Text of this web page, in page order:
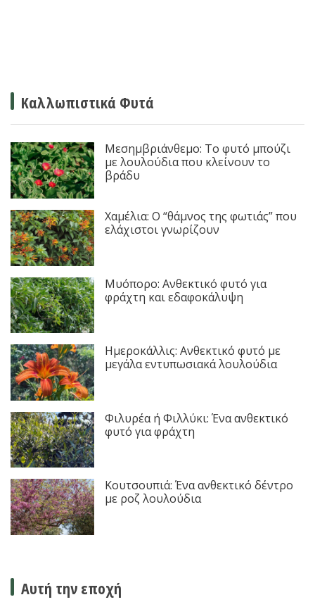
Καλλωπιστικά Φυτά
Μεσημβριάνθεμο: Το φυτό μπούζι
με λουλούδια που κλείνουν το
βράδυ
Χαμέλια: Ο “θάμνος της φωτιάς” που
ελάχιστοι γνωρίζουν
Μυόπορο: Ανθεκτικό φυτό για
φράχτη και εδαφοκάλυψη
Ημεροκάλλις: Ανθεκτικό φυτό με
μεγάλα εντυπωσιακά λουλούδια
Φιλυρέα ή Φιλλύκι: Ένα ανθεκτικό
φυτό για φράχτη
Κουτσουπιά: Ένα ανθεκτικό δέντρο
με ροζ λουλούδια
Αυτή την εποχή